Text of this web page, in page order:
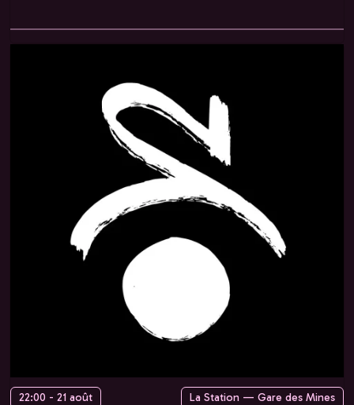
22:00 - 21 août La Station — Gare des Mines